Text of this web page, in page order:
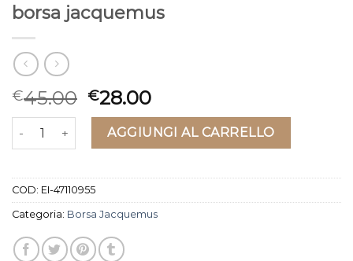
borsa jacquemus
€45.00 €28.00
borsa jacquemus quantitàAGGIUNGI AL CARRELLO
COD: EI-47110955
Categoria: Borsa Jacquemus